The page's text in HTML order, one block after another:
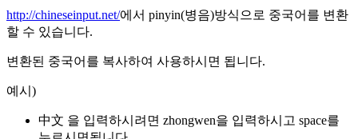
http://chineseinput.net/에서 pinyin(병음)방식으로 중국어를 변환
할 수 있습니다.
변환된 중국어를 복사하여 사용하시면 됩니다.
예시)
中文 을 입력하시려면 zhongwen을 입력하시고 space를